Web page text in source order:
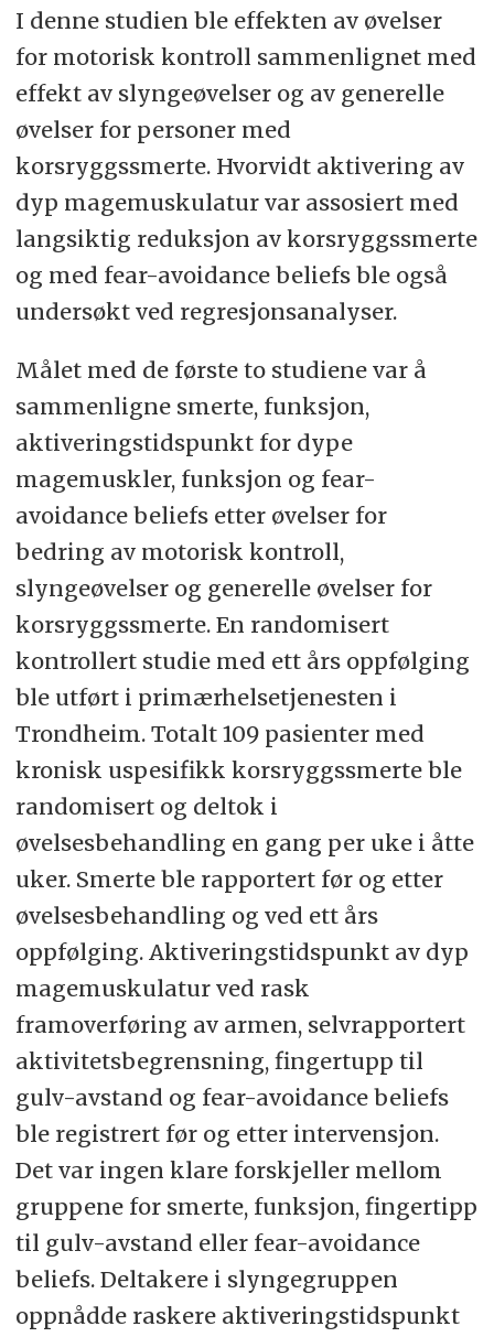
I denne studien ble effekten av øvelser
for motorisk kontroll sammenlignet med
effekt av slyngeøvelser og av generelle
øvelser for personer med
korsryggssmerte. Hvorvidt aktivering av
dyp magemuskulatur var assosiert med
langsiktig reduksjon av korsryggssmerte
og med fear-avoidance beliefs ble også
undersøkt ved regresjonsanalyser.
Målet med de første to studiene var å
sammenligne smerte, funksjon,
aktiveringstidspunkt for dype
magemuskler, funksjon og fear-
avoidance beliefs etter øvelser for
bedring av motorisk kontroll,
slyngeøvelser og generelle øvelser for
korsryggssmerte. En randomisert
kontrollert studie med ett års oppfølging
ble utført i primærhelsetjenesten i
Trondheim. Totalt 109 pasienter med
kronisk uspesifikk korsryggssmerte ble
randomisert og deltok i
øvelsesbehandling en gang per uke i åtte
uker. Smerte ble rapportert før og etter
øvelsesbehandling og ved ett års
oppfølging. Aktiveringstidspunkt av dyp
magemuskulatur ved rask
framoverføring av armen, selvrapportert
aktivitetsbegrensning, fingertupp til
gulv-avstand og fear-avoidance beliefs
ble registrert før og etter intervensjon.
Det var ingen klare forskjeller mellom
gruppene for smerte, funksjon, fingertipp
til gulv-avstand eller fear-avoidance
beliefs. Deltakere i slyngegruppen
oppnådde raskere aktiveringstidspunkt